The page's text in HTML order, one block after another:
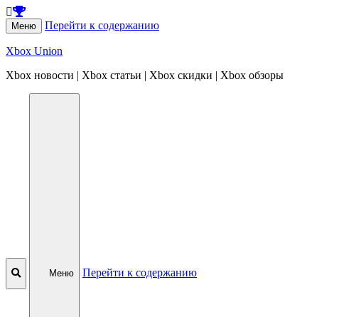
Меню Перейти к содержанию
Xbox Union
Xbox новости | Xbox статьи | Xbox скидки | Xbox обзоры
Меню Перейти к содержанию